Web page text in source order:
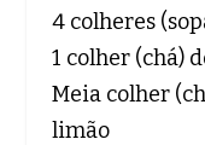
4 colheres
1 colher (chá)
Meia colher
limão